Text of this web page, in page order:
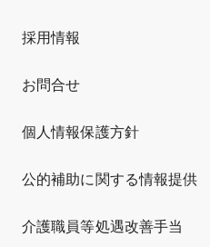
採用情報
お問合せ
個人情報保護方針
公的補助に関する情報提供
介護職員等処遇改善手当